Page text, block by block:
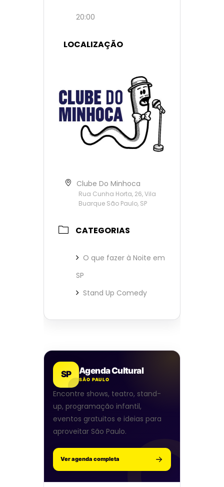
20:00
LOCALIZAÇÃO
Clube Do Minhoca
Rua Cunha Horta, 26, Vila
Buarque São Paulo, SP
CATEGORIAS
O que fazer à Noite em
SP
Stand Up Comedy
SP Agenda Cultural
SÃO PAULO
Encontre shows, teatro, stand-
up, programação infantil,
eventos gratuitos e ideias para
aproveitar São Paulo.
Ver agenda completa